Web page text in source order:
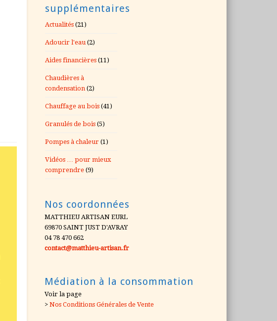
supplémentaires
Actualités(21)
Adoucir l'eau (2)
Aides financières(11)
Chaudières à
condensation (2)
Chauffage au bois(41)
Granulés de bois(5)
Pompes à chaleur(1)
Vidéos … pour mieux
comprendre(9)
Nos coordonnées
MATTHIEU ARTISAN EURL
69870 SAINT JUST D'AVRAY
04 78 470 662
contact@matthieu-artisan.fr
Médiation à la consommation
Voir la page
>Nos Conditions Générales de Vente